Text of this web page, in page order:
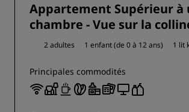
Appartement Supérieur à
chambre - Vue sur la
2 adultes 1 enfant (de 0 à 12 ans) 1 lit
Principales commodités